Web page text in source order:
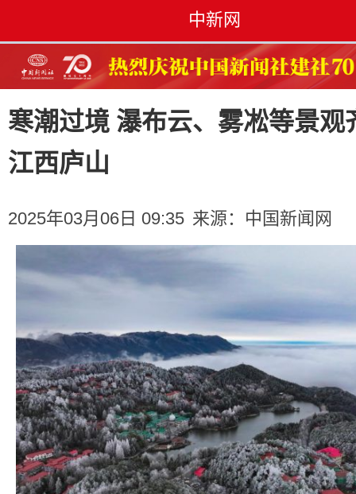
中新网
寒潮过境 瀑布云、雾凇等景观
江西庐山
2025年03月06日 09:35 来源： 中国新闻网